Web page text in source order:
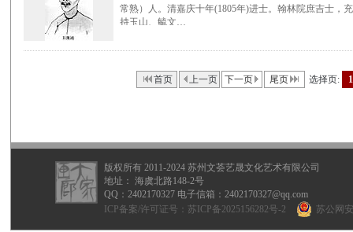
常熟）人。清嘉庆十年(1805年)进士。翰林院庶吉士，
持玉山、毓文…
首页 上一页 下一页 尾页 选择页: 1
版权所有 2011-2024 苏州文荟艺晟文化艺术有限公司
地址： 海虞北路148-2号
QQ： 2402170327 电子信箱：2402170327@qq.com
ICP备案/许可证号： 苏ICP备2025156282号-2 苏公网